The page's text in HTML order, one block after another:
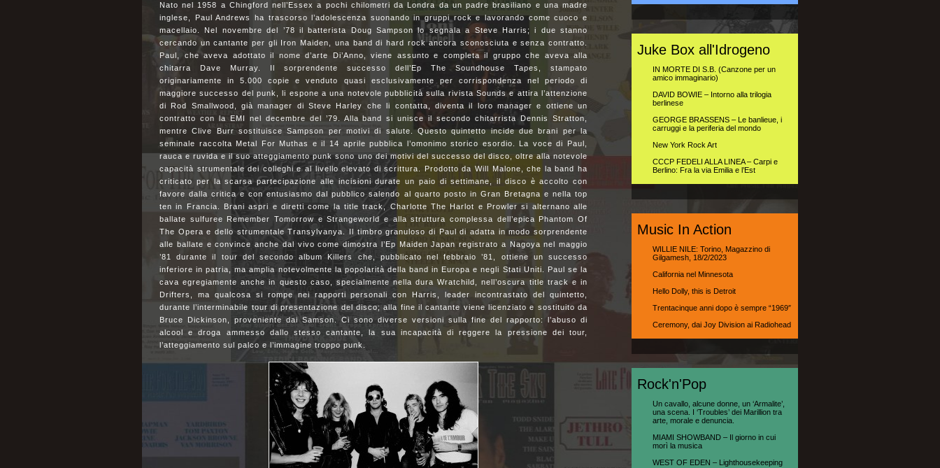
Nato nel 1958 a Chingford nell’Essex a pochi chilometri da Londra da un padre brasiliano e una madre
inglese, Paul Andrews ha trascorso l’adolescenza suonando in gruppi rock e lavorando come cuoco e
macellaio. Nel novembre del ’78 il batterista Doug Sampson lo segnala a Steve Harris; i due stanno
cercando un cantante per gli Iron Maiden, una band di hard rock ancora sconosciuta e senza contratto.
Paul, che aveva adottato il nome d’arte Di’Anno, viene assunto e completa il gruppo che aveva alla
chitarra Dave Murray. Il sorprendente successo dell’Ep The Soundhouse Tapes, stampato
originariamente in 5.000 copie e venduto quasi esclusivamente per corrispondenza nel periodo di
maggiore successo del punk, li espone a una notevole pubblicità sulla rivista Sounds e attira l’attenzione
di Rod Smallwood, già manager di Steve Harley che li contatta, diventa il loro manager e ottiene un
contratto con la EMI nel decembre del ’79. Alla band si unisce il secondo chitarrista Dennis Stratton,
mentre Clive Burr sostituisce Sampson per motivi di salute. Questo quintetto incide due brani per la
seminale raccolta Metal For Muthas e il 14 aprile pubblica l’omonimo storico esordio. La voce di Paul,
rauca e ruvida e il suo atteggiamento punk sono uno dei motivi del successo del disco, oltre alla notevole
capacità strumentale dei colleghi e al livello elevato di scrittura. Prodotto da Will Malone, che la band ha
criticato per la scarsa partecipazione alle incisioni durate un paio di settimane, il disco è accolto con
favore dalla critica e con entusiasmo dal pubblico salendo al quarto posto in Gran Bretagna e nella top
ten in Francia. Brani aspri e diretti come la title track, Charlotte The Harlot e Prowler si alternano alle
ballate sulfuree Remember Tomorrow e Strangeworld e alla struttura complessa dell’epica Phantom Of
The Opera e dello strumentale Transylvanya. Il timbro granuloso di Paul di adatta in modo sorprendente
alle ballate e convince anche dal vivo come dimostra l’Ep Maiden Japan registrato a Nagoya nel maggio
’81 durante il tour del secondo album Killers che, pubblicato nel febbraio ’81, ottiene un successo
inferiore in patria, ma amplia notevolmente la popolarità della band in Europa e negli Stati Uniti. Paul se la
cava egregiamente anche in questo caso, specialmente nella dura Wratchild, nell’oscura title track e in
Drifters, ma qualcosa si rompe nei rapporti personali con Harris, leader incontrastato del quintetto,
durante l’interminabile tour di presentazione del disco; alla fine il cantante viene licenziato e sostituito da
Bruce Dickinson, proveniente dai Samson. Ci sono diverse versioni sulla fine del rapporto: l’abuso di
alcool e droga ammesso dallo stesso cantante, la sua incapacità di reggere la pressione dei tour,
l’atteggiamento sul palco e l’immagine troppo punk.
Juke Box all'Idrogeno
IN MORTE DI S.B. (Canzone per un
amico immaginario)
DAVID BOWIE – Intorno alla trilogia
berlinese
GEORGE BRASSENS – Le banlieue, i
carruggi e la periferia del mondo
New York Rock Art
CCCP FEDELI ALLA LINEA – Carpi e
Berlino: Fra la via Emilia e l’Est
Music In Action
WILLIE NILE: Torino, Magazzino di
Gilgamesh, 18/2/2023
California nel Minnesota
Hello Dolly, this is Detroit
Trentacinque anni dopo è sempre “1969″
Ceremony, dai Joy Division ai Radiohead
Rock'n'Pop
Un cavallo, alcune donne, un ‘Armalite’,
una scena. I ‘Troubles’ dei Marillion tra
arte, morale e denuncia.
MIAMI SHOWBAND – Il giorno in cui
morì la musica
WEST OF EDEN – Lighthousekeeping